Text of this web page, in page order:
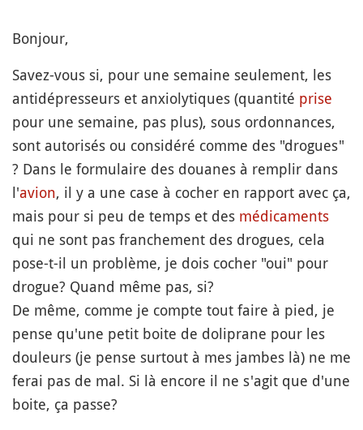
Bonjour,
Savez-vous si, pour une semaine seulement, les
antidépresseurs et anxiolytiques (quantité prise
pour une semaine, pas plus), sous ordonnances,
sont autorisés ou considéré comme des "drogues"
? Dans le formulaire des douanes à remplir dans
l'avion, il y a une case à cocher en rapport avec ça,
mais pour si peu de temps et des médicaments
qui ne sont pas franchement des drogues, cela
pose-t-il un problème, je dois cocher "oui" pour
drogue? Quand même pas, si?
De même, comme je compte tout faire à pied, je
pense qu'une petit boite de doliprane pour les
douleurs (je pense surtout à mes jambes là) ne me
ferai pas de mal. Si là encore il ne s'agit que d'une
boite, ça passe?